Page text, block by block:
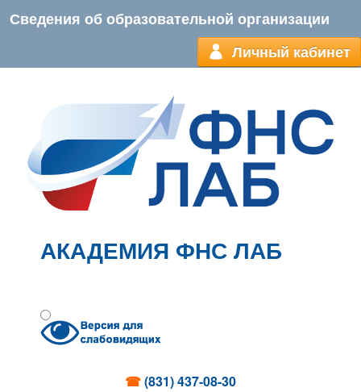
Сведения об образовательной организации
Личный кабинет
АКАДЕМИЯ ФНС ЛАБ
☎(831) 437-08-30